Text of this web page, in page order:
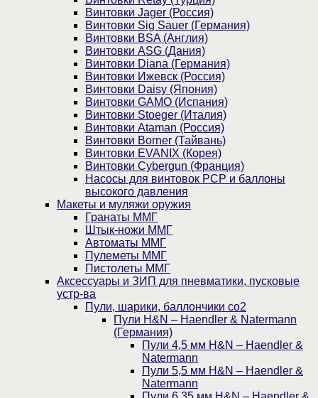
Винтовки Jager (Россия)
Винтовки Sig Sauer (Германия)
Винтовки BSA (Англия)
Винтовки ASG (Дания)
Винтовки Diana (Германия)
Винтовки Ижевск (Россия)
Винтовки Daisy (Япония)
Винтовки GAMO (Испания)
Винтовки Stoeger (Италия)
Винтовки Ataman (Россия)
Винтовки Borner (Тайвань)
Винтовки EVANIX (Корея)
Винтовки Cybergun (Франция)
Насосы для винтовок PCP и баллоны
высокого давления
Макеты и муляжи оружия
Гранаты ММГ
Штык-ножи ММГ
Автоматы ММГ
Пулеметы ММГ
Пистолеты ММГ
Аксессуары и ЗИП для пневматики, пусковые
устр-ва
Пули, шарики, баллончики со2
Пули H&N – Haendler & Natermann
(Германия)
Пули 4,5 мм H&N – Haendler &
Natermann
Пули 5,5 мм H&N – Haendler &
Natermann